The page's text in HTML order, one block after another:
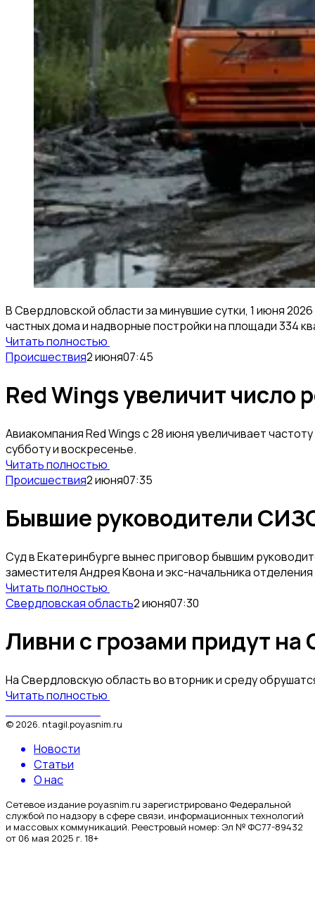
В Свердловской области за минувшие сутки, 1 июня
частных дома и надворные постройки на площади 334
Читать полностью
Происшествия2 июня07:45
Red Wings увеличит число
Авиакомпания Red Wings с 28 июня увеличивает
субботу и воскресенье.
Читать полностью
Происшествия2 июня07:35
Бывшие руководители
Суд в Екатеринбурге вынес приговор бывшим
заместителя Андрея Квона и экс-начальника
Читать полностью
Свердловская область2 июня07:30
Ливни с грозами придут
На Свердловскую область во вторник и среду
Читать полностью
© 2026 ntagil.poyasnim.ru
Новости
Статьи
О нас
Сетевое издание poyasnim.ru зарегистрировано Федеральной
службой по надзору в сфере связи, информационных технологий
и массовых коммуникаций. Реестровый номер: Эл № ФС77-89432
от 06 мая 2025 г. 18+